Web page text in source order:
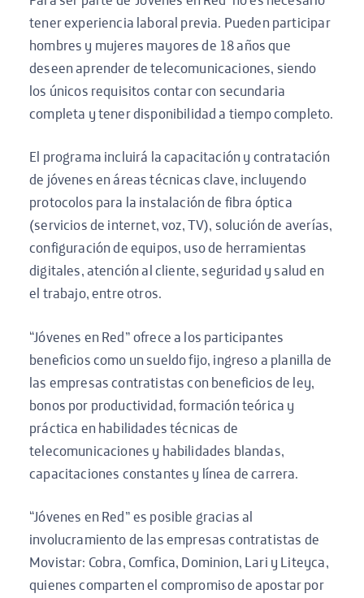
tener experiencia laboral previa. Pueden participar
hombres y mujeres mayores de 18 años que
deseen aprender de telecomunicaciones, siendo
los únicos requisitos contar con secundaria
completa y tener disponibilidad a tiempo completo.
El programa incluirá la capacitación y contratación
de jóvenes en áreas técnicas clave, incluyendo
protocolos para la instalación de fibra óptica
(servicios de internet, voz, TV), solución de averías,
configuración de equipos, uso de herramientas
digitales, atención al cliente, seguridad y salud en
el trabajo, entre otros.
“Jóvenes en Red” ofrece a los participantes
beneficios como un sueldo fijo, ingreso a planilla de
las empresas contratistas con beneficios de ley,
bonos por productividad, formación teórica y
práctica en habilidades técnicas de
telecomunicaciones y habilidades blandas,
capacitaciones constantes y línea de carrera.
“Jóvenes en Red” es posible gracias al
involucramiento de las empresas contratistas de
Movistar: Cobra, Comfica, Dominion, Lari y Liteyca,
quienes comparten el compromiso de apostar por